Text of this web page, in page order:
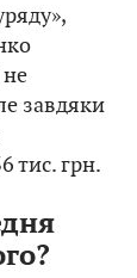
не
завдяки
тис. грн.